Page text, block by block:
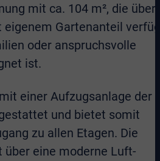
mit ca. 104 m², die über
eigenem Gartenanteil
oder anspruchsvolle
ist.
einer Aufzugsanlage der
und bietet somit
zu allen Etagen. Die
über eine moderne Luft-